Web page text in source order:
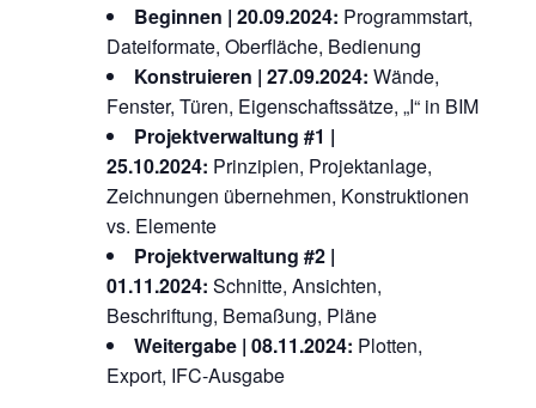
Beginnen | 20.09.2024: Programmstart,
Dateiformate, Oberfläche, Bedienung
Konstruieren | 27.09.2024:Wände,
Fenster, Türen, Eigenschaftssätze, „I“ in BIM
Projektverwaltung #1 |
25.10.2024: Prinzipien, Projektanlage,
Zeichnungen übernehmen, Konstruktionen
vs. Elemente
Projektverwaltung #2 |
01.11.2024:Schnitte, Ansichten,
Beschriftung, Bemaßung, Pläne
Weitergabe | 08.11.2024: Plotten,
Export, IFC-Ausgabe